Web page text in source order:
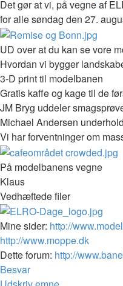
Det gør at vi, på vegne af
for alle søndag den 27.
UD over at du kan se vore
Hvordan vi bygger
3-D print til modelbanen
Gratis kaffe og kage til de
JM Bryg uddeler
Michael Andersen
Vi har forventninger om
På modelbanens vegne
Klaus
Vedhæftede filer
Mine sider: http://
http://www.moppe.dk
Dette forum: http://
Top
Besvar